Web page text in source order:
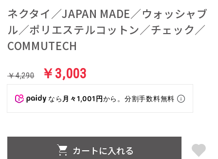
ネクタイ／JAPAN MADE／ウォッシャブ
ル／ポリエステルコットン／チェック／
COMMUTECH
￥4,290 ￥3,003
なら 月々1,001円から。分割手数料無料
カートに入れる